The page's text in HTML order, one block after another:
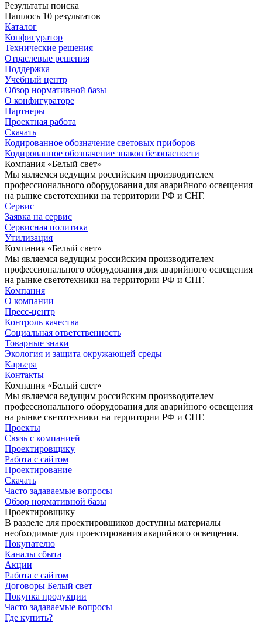
Результаты поиска
Нашлось 10 результатов
Каталог
Конфигуратор
Технические решения
Отраслевые решения
Поддержка
Учебный центр
Обзор нормативной базы
О конфигураторе
Партнеры
Проектная работа
Скачать
Кодированное обозначение световых приборов
Кодированное обозначение знаков безопасности
Компания «Белый свет»
Мы являемся ведущим российским производителем
профессионального оборудования для аварийного освещения
на рынке светотехники на территории РФ и СНГ.
Сервис
Заявка на сервис
Сервисная политика
Утилизация
Компания «Белый свет»
Мы являемся ведущим российским производителем
профессионального оборудования для аварийного освещения
на рынке светотехники на территории РФ и СНГ.
Компания
О компании
Пресс-центр
Контроль качества
Социальная ответственность
Товарные знаки
Экология и защита окружающей среды
Карьера
Контакты
Компания «Белый свет»
Мы являемся ведущим российским производителем
профессионального оборудования для аварийного освещения
на рынке светотехники на территории РФ и СНГ.
Проекты
Связь с компанией
Проектировщику
Работа с сайтом
Проектирование
Скачать
Часто задаваемые вопросы
Обзор нормативной базы
Проектировщику
В разделе для проектировщиков доступны материалы
необходимые для проектирования аварийного освещения.
Покупателю
Каналы сбыта
Акции
Работа с сайтом
Договоры Белый свет
Покупка продукции
Часто задаваемые вопросы
Где купить?